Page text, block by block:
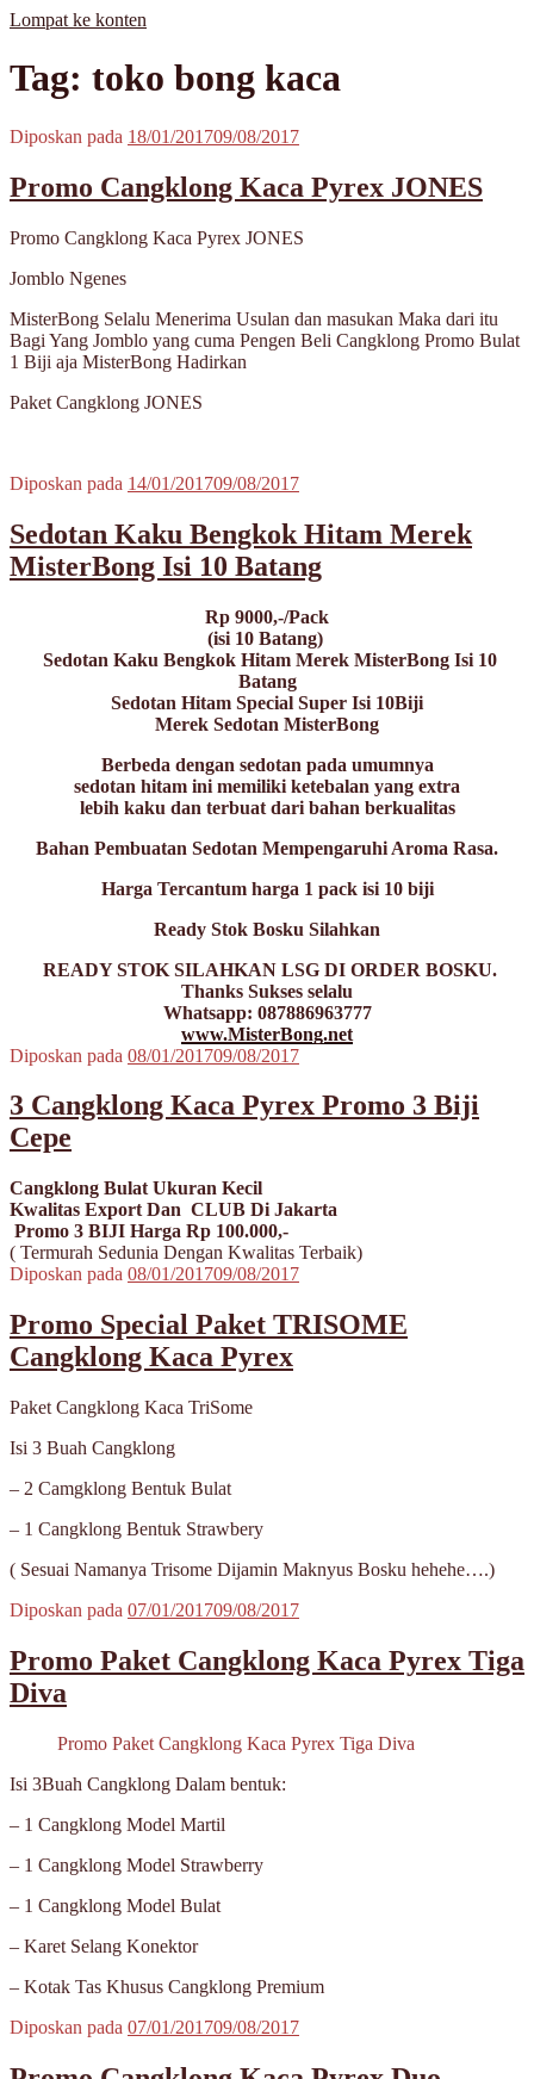
Lompat ke konten
MisterBong | www.misterbong.net | Specialist Penjualan Bong Dan
Cangklong Kaca Pyrex
misterbong | Distributor Specialist Penjualan Bong Kaca Pyrex Dan
Cangklong Kaca Pyrex Terpopuler Terlengkap Terpercaya No 1 Di
Asia | melayani Grosir Dan Eceran | Resseler Dan Agent Welcome |
| jual bong online | jual bong terpercaya | jual bong aman | jual bong
kaca pyrex | cangklong | cangklong kaca pyrex | jual cangklong |
| pipes | pyrex glass | kaca pyrex | pirek | paca pirek | pipet | pipet kaca
| pipet amoxan | jual pipet kaca | jual pipet online | timbangan |
timbangan digital | timbangan emas | scale | timbangan berlian |
Tag: toko bong kaca
Diposkan pada 18/01/201709/08/2017
Promo Cangklong Kaca Pyrex JONES
Promo Cangklong Kaca Pyrex JONES
Jomblo Ngenes
MisterBong Selalu Menerima Usulan dan masukan Maka dari itu
Bagi Yang Jomblo yang cuma Pengen Beli Cangklong Promo Bulat
1 Biji aja MisterBong Hadirkan
Paket Cangklong JONES
Diposkan pada 14/01/201709/08/2017
Sedotan Kaku Bengkok Hitam Merek
MisterBong Isi 10 Batang
Rp 9000,-/Pack
(isi 10 Batang)
Sedotan Kaku Bengkok Hitam Merek MisterBong Isi 10
Batang
Sedotan Hitam Special Super Isi 10Biji
Merek Sedotan MisterBong
Berbeda dengan sedotan pada umumnya
sedotan hitam ini memiliki ketebalan yang extra
lebih kaku dan terbuat dari bahan berkualitas
Bahan Pembuatan Sedotan Mempengaruhi Aroma Rasa.
Harga Tercantum harga 1 pack isi 10 biji
Ready Stok Bosku Silahkan
READY STOK SILAHKAN LSG DI ORDER BOSKU.
Thanks Sukses selalu
Whatsapp: 087886963777
www.MisterBong.net
Diposkan pada 08/01/201709/08/2017
3 Cangklong Kaca Pyrex Promo 3 Biji
Cepe
Cangklong Bulat Ukuran Kecil
Kwalitas Export Dan CLUB Di Jakarta
Promo 3 BIJI Harga Rp 100.000,-
( Termurah Sedunia Dengan Kwalitas Terbaik)
Diposkan pada 08/01/201709/08/2017
Promo Special Paket TRISOME
Cangklong Kaca Pyrex
Paket Cangklong Kaca TriSome
Isi 3 Buah Cangklong
– 2 Camgklong Bentuk Bulat
– 1 Cangklong Bentuk Strawbery
( Sesuai Namanya Trisome Dijamin Maknyus Bosku hehehe….)
Diposkan pada 07/01/201709/08/2017
Promo Paket Cangklong Kaca Pyrex Tiga
Diva
Promo Paket Cangklong Kaca Pyrex Tiga Diva
Isi 3Buah Cangklong Dalam bentuk:
– 1 Cangklong Model Martil
– 1 Cangklong Model Strawberry
– 1 Cangklong Model Bulat
– Karet Selang Konektor
– Kotak Tas Khusus Cangklong Premium
Diposkan pada 07/01/201709/08/2017